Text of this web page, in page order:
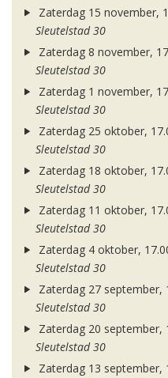
Zaterdag 15 november,
Sleutelstad 30
Zaterdag 8 november,
Sleutelstad 30
Zaterdag 1 november,
Sleutelstad 30
Zaterdag 25 oktober,
Sleutelstad 30
Zaterdag 18 oktober,
Sleutelstad 30
Zaterdag 11 oktober,
Sleutelstad 30
Zaterdag 4 oktober,
Sleutelstad 30
Zaterdag 27 september,
Sleutelstad 30
Zaterdag 20 september,
Sleutelstad 30
Zaterdag 13 september,